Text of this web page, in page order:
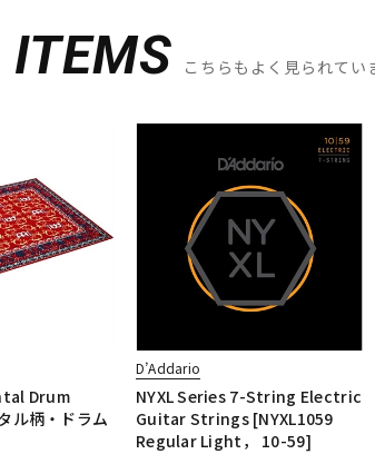
ITEMS こちらもよく見られてい
Drum
ル柄・ドラム
D’Addario
NYXL Series 7-String Electric
Guitar Strings [NYXL1059
Regular Light， 10-59]